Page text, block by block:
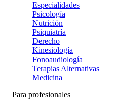
Especialidades
Psicología
Nutrición
Psiquiatría
Derecho
Kinesiología
Fonoaudiología
Terapias Alternativas
Medicina
Para profesionales